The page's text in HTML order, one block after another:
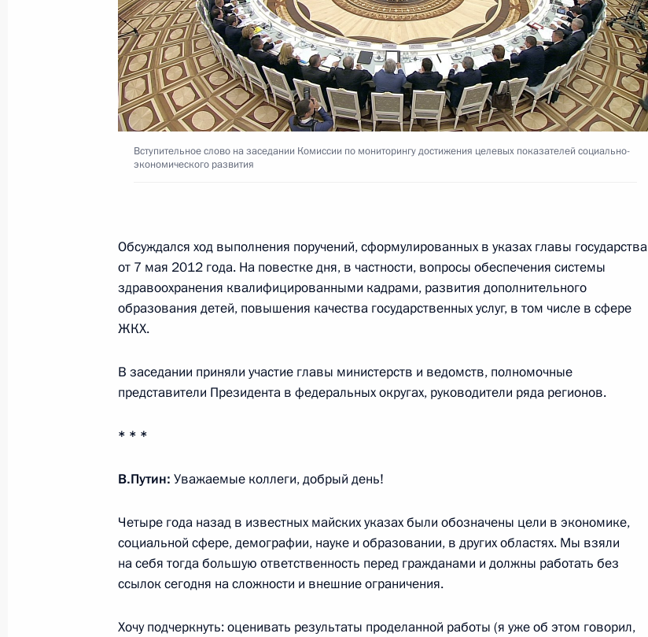
Совещание с членами Правительства
14 июля 2016 года, 14:30
Заседание Комиссии по мониторингу достижения целевых
Совещание с членами Правительства
20 апреля 2016 года, 15:40
Заседание президиума Совета по противодействию коррупции
Совещание с членами Правительства
Совещание по экономическим вопросам
Вступительное слово на заседании Комиссии по мониторингу достижения целевых показателей социально-
экономического развития
Обсуждался ход выполнения поручений, сформулированных в указах главы государства
от 7 мая 2012 года. На повестке дня, в частности, вопросы обеспечения системы
здравоохранения квалифицированными кадрами, развития дополнительного
образования детей, повышения качества государственных услуг, в том числе в сфере
ЖКХ.
В заседании приняли участие главы министерств и ведомств, полномочные
представители Президента в федеральных округах, руководители ряда регионов.
* * *
В.Путин: Уважаемые коллеги, добрый день!
Четыре года назад в известных майских указах были обозначены цели в экономике,
социальной сфере, демографии, науке и образовании, в других областях. Мы взяли
на себя тогда большую ответственность перед гражданами и должны работать без
ссылок сегодня на сложности и внешние ограничения.
Хочу подчеркнуть: оценивать результаты проделанной работы (я уже об этом говорил,